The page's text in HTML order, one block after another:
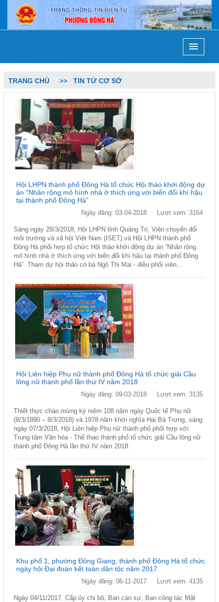
TRANG CHỦ TIN TỪ CƠ SỞ
Hội LHPN thành phố Đông Hà tổ chức Hội thảo khởi động dự
án “Nhân rộng mô hình nhà ở thích ứng với biến đổi khí hậu
tại thành phố Đông Hà”
Ngày đăng: 03-04-2018 Lượt xem: 3164
Sáng ngày 28/3/2018, Hội LHPN tỉnh Quảng Trị, Viện chuyển đổi
môi trường và xã hội Việt Nam (ISET) và Hội LHPN thành phố
Đông Hà phối hợp tổ chức Hội thảo khởi động dự án “Nhân rộng
mô hình nhà ở thích ứng với biến đổi khí hậu tại thành phố Đông
Hà”. Tham dự hội thảo có bà Ngô Thị Mai - điều phối viên...
Hội Liên hiệp Phụ nữ thành phố Đông Hà tổ chức giải Cầu
lông nữ thành phố lần thứ IV năm 2018
Ngày đăng: 09-03-2018 Lượt xem: 3135
Thiết thực chào mừng kỷ niệm 108 năm ngày Quốc tế Phụ nữ
(8/3/1890 – 8/3/2018) và 1978 năm khởi nghĩa Hai Bà Trưng, sáng
ngày 07/3/2018, Hội Liên hiệp Phụ nữ thành phố phối hợp với
Trung tâm Văn hóa - Thể thao thành phố tổ chức giải Cầu lông nữ
thành phố Đông Hà lần thứ IV năm 2018.
Khu phố 1, phường Đông Giang, thành phố Đông Hà tổ chức
ngày hội Đại đoàn kết toàn dân tộc năm 2017
Ngày đăng: 06-11-2017 Lượt xem: 4135
Ngày 04/11/2017, Cấp ủy chi bộ, Ban cán sự, Ban công tác Mặt